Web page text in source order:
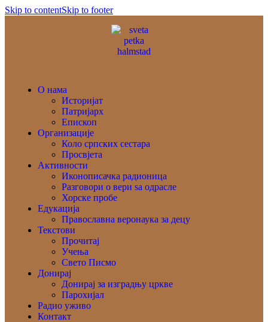
Skip to contentSkip to footer
О нама
Историјат
Патријарх
Епископ
Организације
Коло српских сестара
Просвјета
Активности
Иконописачка радионица
Разговори о вери ѕа одрасле
Хорске пробе
Едукација
Православна веронаука за децу
Текстови
Прочитај
Учења
Свето Писмо
Донирај
Донирај за изградњу цркве
Парохијал
Радио уживо
Контакт